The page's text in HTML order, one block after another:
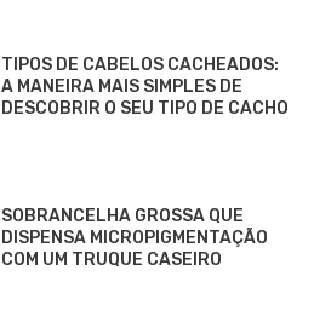
TIPOS DE CABELOS CACHEADOS:
A MANEIRA MAIS SIMPLES DE
DESCOBRIR O SEU TIPO DE CACHO
SOBRANCELHA GROSSA QUE
DISPENSA MICROPIGMENTAÇÃO
COM UM TRUQUE CASEIRO